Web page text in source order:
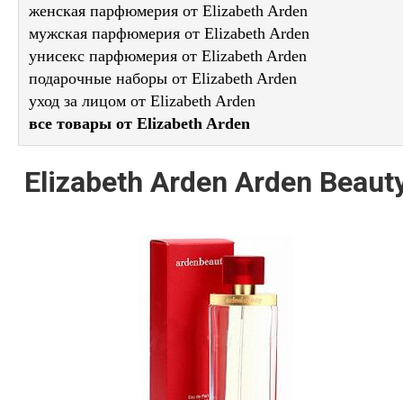
женская парфюмерия от Elizabeth Arden
мужская парфюмерия от Elizabeth Arden
унисекс парфюмерия от Elizabeth Arden
подарочные наборы от Elizabeth Arden
уход за лицом от Elizabeth Arden
все товары от Elizabeth Arden
Elizabeth Arden Arden